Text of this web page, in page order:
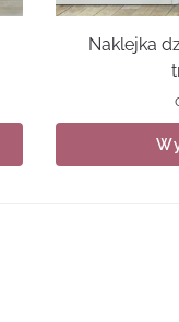
Naklejka